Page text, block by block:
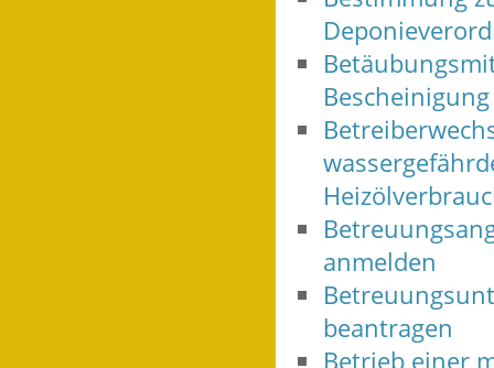
anmelden
beantragen
Betrieb einer